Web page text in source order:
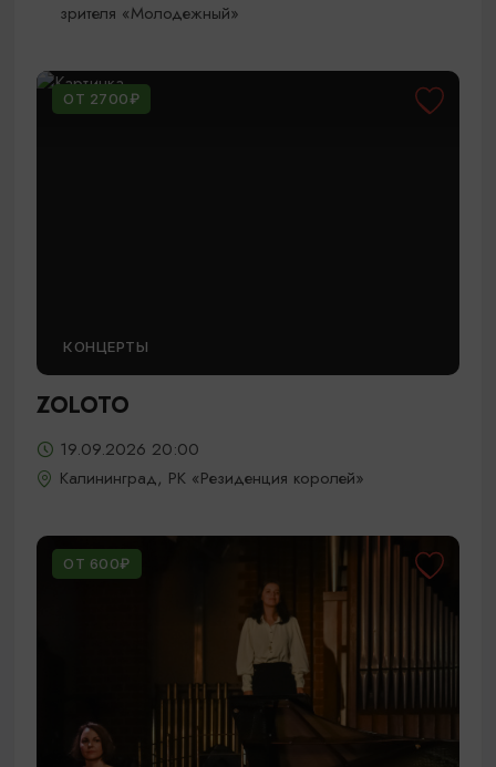
зрителя «Молодежный»
ОТ 2700₽
КОНЦЕРТЫ
ZOLOTO
19.09.2026 20:00
Калининград, РК «Резиденция королей»
ОТ 600₽